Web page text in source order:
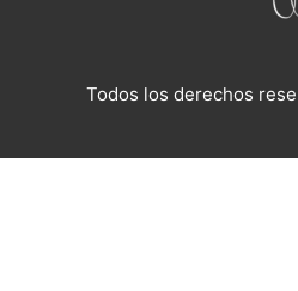
Todos los derechos